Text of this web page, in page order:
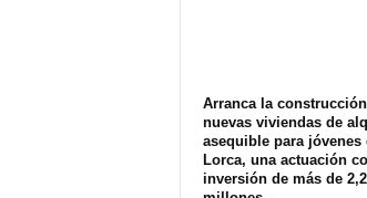
Arranca la construcción
nuevas viviendas de
asequible para jóvenes
Lorca, una actuación
inversión de más de 2,2